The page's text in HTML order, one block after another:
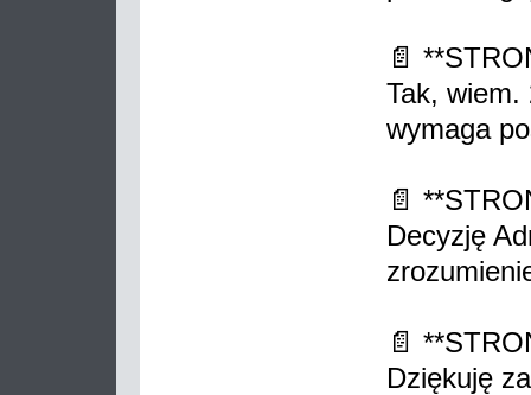
📄
Tak, wiem.
wymaga
📄
Decyzję
📄
Dziękuję